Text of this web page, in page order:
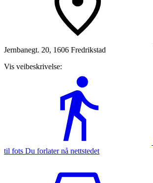
Jernbanegt. 20, 1606 Fredrikstad
Vis veibeskrivelse:
til fots Du forlater nå nettstedet